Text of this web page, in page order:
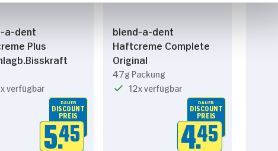
a-dent
Plus
verfügbar
DAUER
DISCOUNT
PREIS
5.45
blend-a-dent
Haftcreme Complete
Original
47g Packung
12x verfügbar
DAUER
DISCOUNT
PREIS
4.45